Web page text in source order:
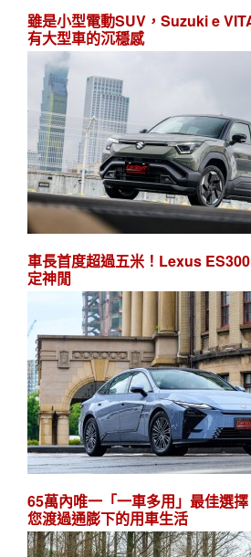
雖是小型電動SUV，Suzuki e
有大型車的沉穩感
車長首度超過五米！Lexus
定神閒
65萬內唯一「一車多用」最佳選
您渡過通膨下的用車生活